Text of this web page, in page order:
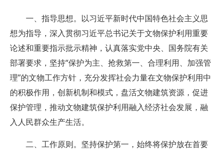
一、指导思想。以习近平新时代中国特色社会主义思
想为指导，深入贯彻习近平总书记关于文物保护利用重要
论述和重要指示批示精神，认真落实党中央、国务院有关
部署要求，坚持“保护为主、抢救第一、合理利用、加强管
理”的文物工作方针，充分发挥社会力量在文物保护利用中
的积极作用，创新机制和模式，盘活文物建筑资源，促进
保护管理，推动文物建筑保护利用融入经济社会发展，融
入人民群众生产生活。
二、工作原则。坚持保护第一，始终将保护放在首要